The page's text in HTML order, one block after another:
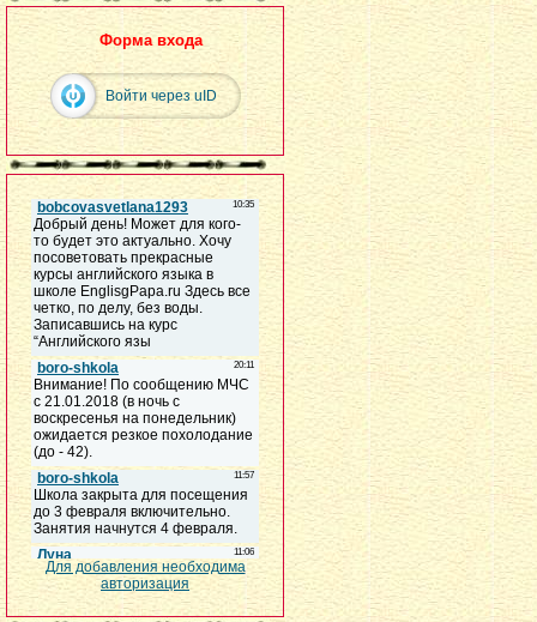
Форма входа
Войти через uID
Для добавления необходима
авторизация